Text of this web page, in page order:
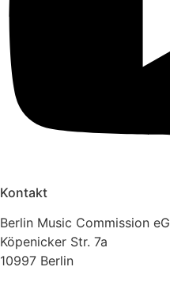
Kontakt
Berlin Music Commission eG
Köpenicker Str. 7a
10997 Berlin